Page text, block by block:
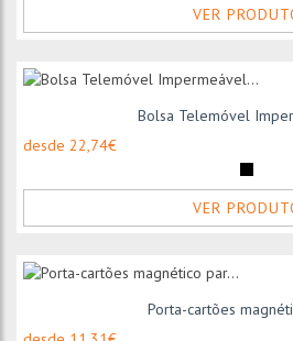
VER
Bolsa Telemóvel
desde 22,74€
VER
Porta-cartões